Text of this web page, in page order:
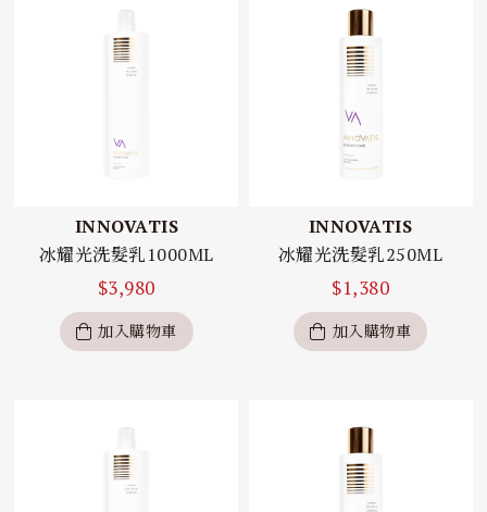
INNOVATIS
冰耀光洗髮乳1000ML
$3,980
加入購物車
INNOVATIS
冰耀光洗髮乳250ML
$1,380
加入購物車